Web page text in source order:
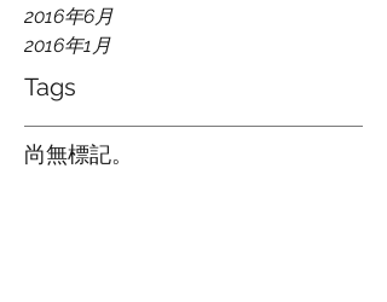
2016年6月
2016年1月
Tags
尚無標記。